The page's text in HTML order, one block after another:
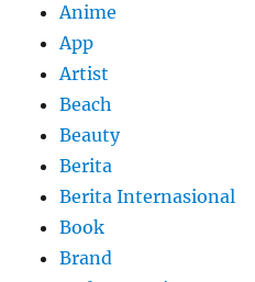
Anime
App
Artist
Beach
Beauty
Berita
Berita Internasional
Book
Brand